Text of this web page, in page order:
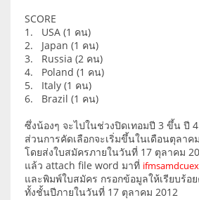
SCORE
1. USA (1 คน)
2. Japan (1 คน)
3. Russia (2 คน)
4. Poland (1 คน)
5. Italy (1 คน)
6. Brazil (1 คน)
ซึ่งน้องๆ จะไปในช่วงปิดเทอมปี 3 ขึ้น ปี 4
ส่วนการคัดเลือกจะเริ่มขึ้นในเดือนตุลาค
โดยส่งใบสมัครภายในวันที่ 17 ตุลาคม
แล้ว attach file word มาที่
และพิมพ์ใบสมัคร กรอกข้อมูลให้เรียบร้อ
ทั้งชั้นปีภายในวันที่ 17 ตุลาคม 2012